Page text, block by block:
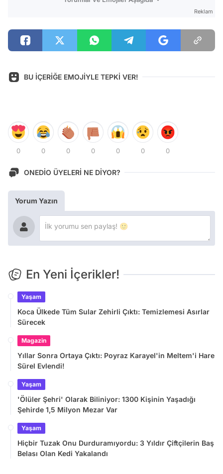
Reklam
BU İÇERİĞE EMOJİYLE TEPKİ VER!
0 0 0 0 0 0 0
ONEDİO ÜYELERİ NE DİYOR?
Yorum Yazın
En Yeni İçerikler!
Yaşam
Koca Ülkede Tüm Sular Zehirli Çıktı: Temizlemesi Asırlar
Sürecek
Magazin
Yıllar Sonra Ortaya Çıktı: Poyraz Karayel'in Meltem'i Hare
Sürel Evlendi!
Yaşam
'Ölüler Şehri' Olarak Biliniyor: 1300 Kişinin Yaşadığı
Şehirde 1,5 Milyon Mezar Var
Yaşam
Hiçbir Tuzak Onu Durduramıyordu: 3 Yıldır Çiftçilerin Baş
Belası Olan Kedi Yakalandı